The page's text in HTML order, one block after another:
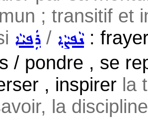
; transitif et
ܪܲܦܝܵܐ / ܢܵܦܨܵܐ:
/ pondre , se
, inspirer la
la